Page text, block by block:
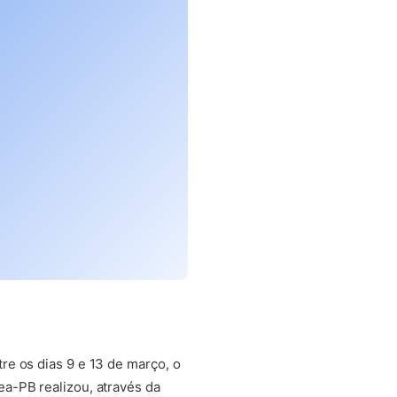
em nova aba)
os dias 9 e 13 de março, o
PB realizou, através da